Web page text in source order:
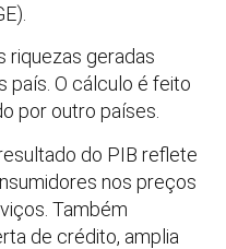
riquezas geradas
país. O cálculo é feito
por outro países.
do PIB reflete
nos preços
Também
de crédito, amplia